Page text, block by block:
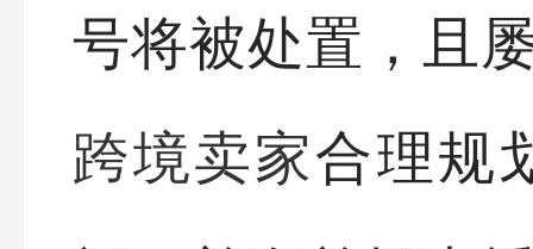
号将被处置，且
跨境卖家合理规